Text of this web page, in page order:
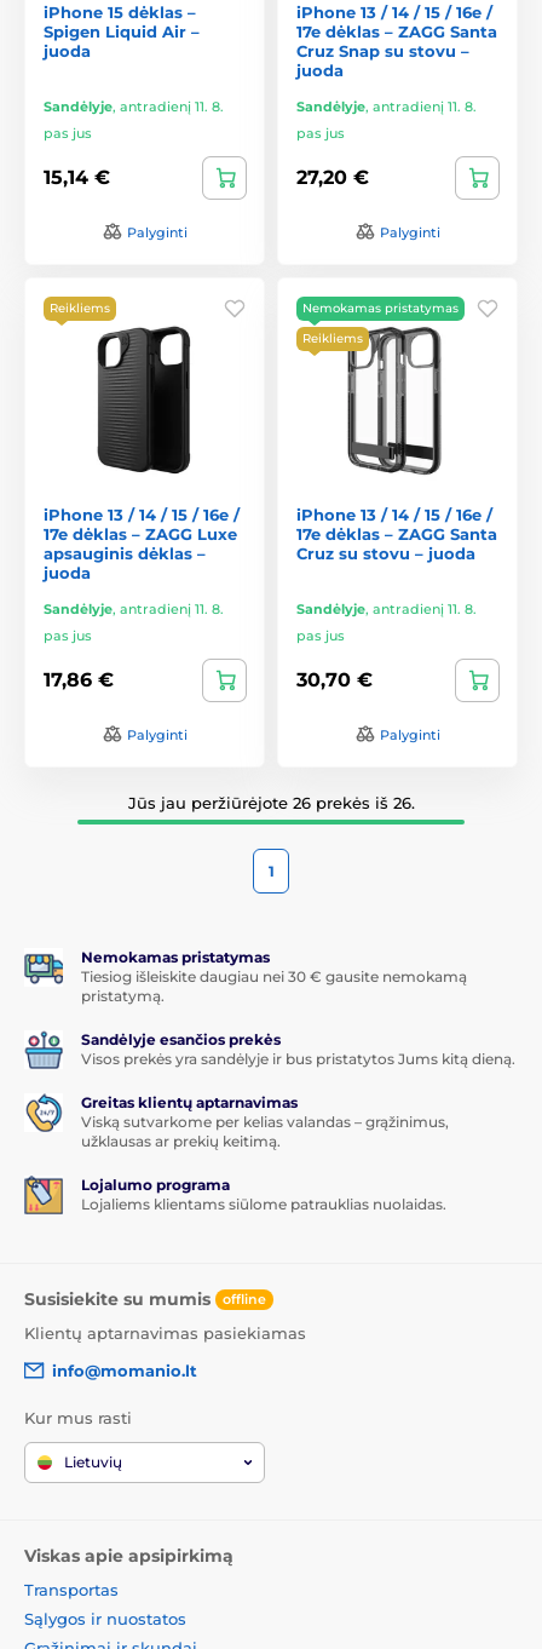
iPhone 15 dėklas –
Spigen Liquid Air –
juoda
Sandėlyje, antradienį 11. 8.
pas jus
15,14 €
Palyginti
iPhone 13 / 14 / 15 / 16e /
17e dėklas – ZAGG Santa
Cruz Snap su stovu –
juoda
Sandėlyje, antradienį 11. 8.
pas jus
27,20 €
Palyginti
Reikliems
iPhone 13 / 14 / 15 / 16e /
17e dėklas – ZAGG Luxe
apsauginis dėklas –
juoda
Sandėlyje, antradienį 11. 8.
pas jus
17,86 €
Palyginti
Nemokamas pristatymas
Reikliems
iPhone 13 / 14 / 15 / 16e /
17e dėklas – ZAGG Santa
Cruz su stovu – juoda
Sandėlyje, antradienį 11. 8.
pas jus
30,70 €
Palyginti
Jūs jau peržiūrėjote 26 prekės iš 26.
1
Nemokamas pristatymas
Tiesiog išleiskite daugiau nei 30 € gausite nemokamą
pristatymą.
Sandėlyje esančios prekės
Visos prekės yra sandėlyje ir bus pristatytos Jums kitą dieną.
Greitas klientų aptarnavimas
Viską sutvarkome per kelias valandas – grąžinimus,
užklausas ar prekių keitimą.
Lojalumo programa
Lojaliems klientams siūlome patrauklias nuolaidas.
Susisiekite su mumis offline
Klientų aptarnavimas pasiekiamas
info@momanio.lt
Kur mus rasti
Lietuvių
Viskas apie apsipirkimą
Transportas
Sąlygos ir nuostatos